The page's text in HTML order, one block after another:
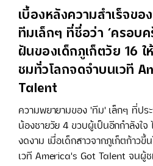
เบื้องหลังความสำเร็จขอ
ทีมเล็กๆ ที่ชื่อว่า ‘ครอบ
ฝันของเด็กภูเก็ตวัย 16 ใ
ชมทั่วโลกจดจำบนเวที
Talent
ความพยายามของ 'ทีม' เล็กๆ ที่ปร
น้องชายวัย 4 ขวบผู้เป็นอีกกำลังใ
งดงาม เมื่อเด็กสาวจากภูเก็ตก้าวขึ้
เวที America's Got Talent จนผู้ช